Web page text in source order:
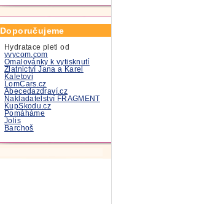
Doporučujeme
Hydratace pleti od
yvycom.com
Omalovánky k vytisknutí
Zlatnictví Jana a Karel
Kaletovi
LomCars.cz
Abecedazdraví.cz
Nakladatelství FRAGMENT
KupSkodu.cz
Pomáháme
Jolis
Barchoš